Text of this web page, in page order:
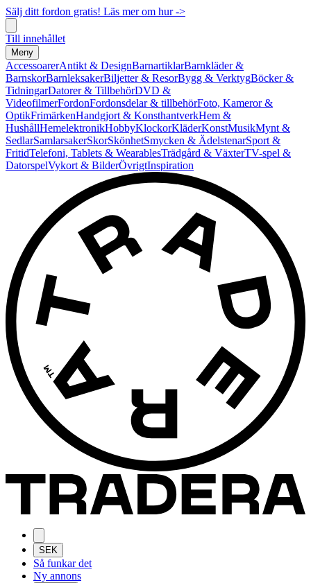
Sälj ditt fordon gratis! Läs mer om hur ->
Till innehållet
Meny
AccessoarerAntikt & DesignBarnartiklarBarnkläder &
BarnskorBarnleksakerBiljetter & ResorBygg & VerktygBöcker &
TidningarDatorer & TillbehörDVD &
VideofilmerFordonFordonsdelar & tillbehörFoto, Kameror &
OptikFrimärkenHandgjort & KonsthantverkHem &
HushållHemelektronikHobbyKlockorKläderKonstMusikMynt &
SedlarSamlarsakerSkorSkönhetSmycken & ÄdelstenarSport &
FritidTelefoni, Tablets & WearablesTrädgård & VäxterTV-spel &
DatorspelVykort & BilderÖvrigtInspiration
SEK
Så funkar det
Ny annons